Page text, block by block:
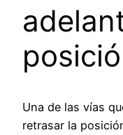
Una de las vías
retrasar la